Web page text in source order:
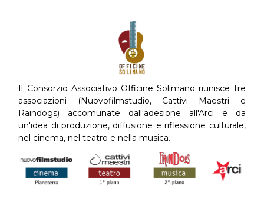
Il Consorzio Associativo Officine Solimano riunisce tre
associazioni (Nuovofilmstudio, Cattivi Maestri e
Raindogs) accomunate dall'adesione all'Arci e da
un'idea di produzione, diffusione e riflessione culturale,
nel cinema, nel teatro e nella musica.